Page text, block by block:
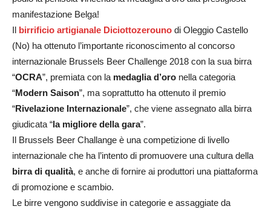
manifestazione Belga!
Il birrificio artigianale Diciottozerouno di Oleggio Castello
(No) ha ottenuto l’importante riconoscimento al concorso
internazionale Brussels Beer Challenge 2018 con la sua birra
“OCRA”, premiata con la medaglia d’oro nella categoria
“Modern Saison”, ma soprattutto ha ottenuto il premio
“Rivelazione Internazionale”, che viene assegnato alla birra
giudicata “la migliore della gara”.
Il Brussels Beer Challange è una competizione di livello
internazionale che ha l’intento di promuovere una cultura della
birra di qualità, e anche di fornire ai produttori una piattaforma
di promozione e scambio.
Le birre vengono suddivise in categorie e assaggiate da